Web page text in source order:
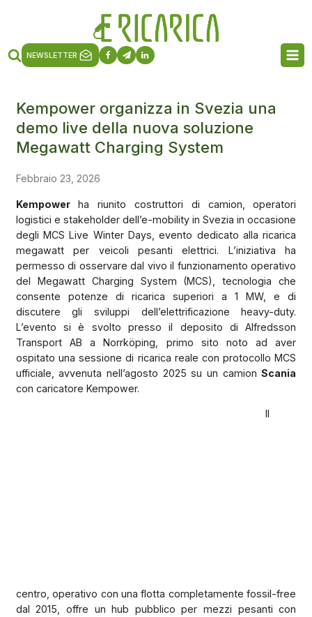
NEWSLETTER
Kempower organizza in Svezia una
demo live della nuova soluzione
Megawatt Charging System
Febbraio 23, 2026
Kempowerha riunito costruttori di camion, operatori
logistici e stakeholder dell’e-mobility in Svezia in occasione
degli MCS Live Winter Days, evento dedicato alla ricarica
megawatt per veicoli pesanti elettrici. L’iniziativa ha
permesso di osservare dal vivo il funzionamento operativo
del Megawatt Charging System (MCS), tecnologia che
consente potenze di ricarica superiori a 1 MW, e di
discutere gli sviluppi dell’elettrificazione heavy-duty.
L’evento si è svolto presso il deposito diAlfredsson
Transport AB a Norrköping, primo sito noto ad aver
ospitato una sessione di ricarica reale con protocollo MCS
ufficiale, avvenuta nell’agosto 2025 su un camionScania
con caricatore Kempower.
Il
centro, operativo con una flotta completamente fossil-free
dal 2015, offre un hub pubblico per mezzi pesanti con